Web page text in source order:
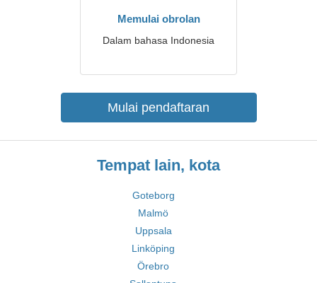
Memulai obrolan
Dalam bahasa Indonesia
Mulai pendaftaran
Tempat lain, kota
Goteborg
Malmö
Uppsala
Linköping
Örebro